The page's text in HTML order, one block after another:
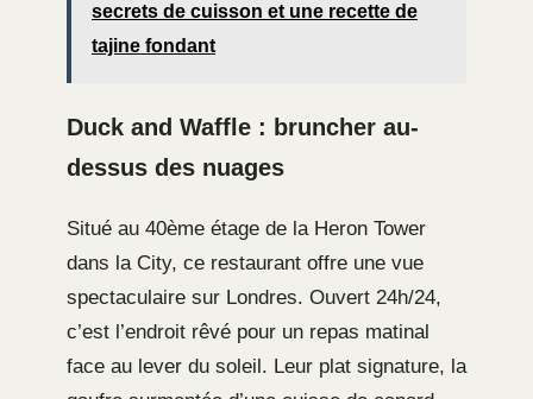
secrets de cuisson et une recette de
tajine fondant
Duck and Waffle : bruncher au-
dessus des nuages
Situé au 40ème étage de la Heron Tower
dans la City, ce restaurant offre une vue
spectaculaire sur Londres. Ouvert 24h/24,
c’est l’endroit rêvé pour un repas matinal
face au lever du soleil. Leur plat signature, la